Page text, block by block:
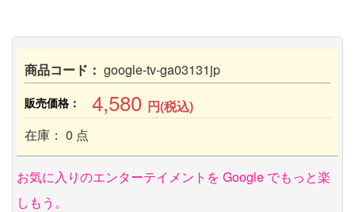
商品コード： google-tv-ga03131jp
販売価格： 4,580 円(税込)
在庫： 0 点
お気に入りのエンターテイメントを Google でもっと楽
しもう。